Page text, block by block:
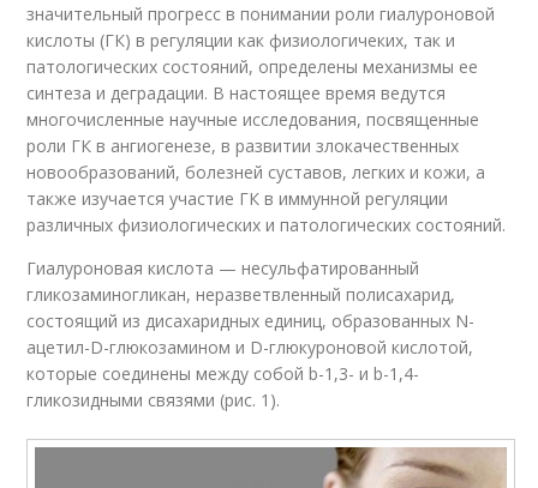
значительный прогресс в понимании роли гиалуроновой
кислоты (ГК) в регуляции как физиологичеких, так и
патологических состояний, определены механизмы ее
синтеза и деградации. В настоящее время ведутся
многочисленные научные исследования, посвященные
роли ГК в ангиогенезе, в развитии злокачественных
новообразований, болезней суставов, легких и кожи, а
также изучается участие ГК в иммунной регуляции
различных физиологических и патологических состояний.
Гиалуроновая кислота — несульфатированный
гликозаминогликан, неразветвленный полисахарид,
состоящий из дисахаридных единиц, образованных N-
ацетил-D-глюкозамином и D-глюкуроновой кислотой,
которые соединены между собой b-1,3- и b-1,4-
гликозидными связями (рис. 1).